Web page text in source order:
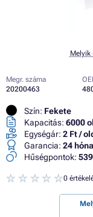
Melyik
Megr. száma
20200463
Szín: Fekete
Kapacitás: 6000
Egységár: 2 Ft /
Garancia: 24
Hűségpontok: 539
0